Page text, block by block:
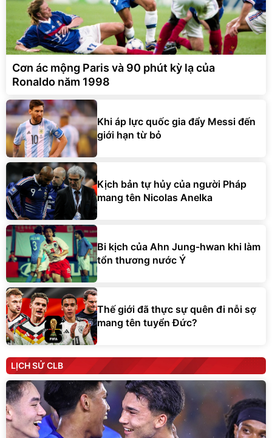
Cơn ác mộng Paris và 90 phút kỳ lạ của
Ronaldo năm 1998
Khi áp lực quốc gia đẩy Messi đến
giới hạn từ bỏ
Kịch bản tự hủy của người Pháp
mang tên Nicolas Anelka
Bi kịch của Ahn Jung-hwan khi làm
tổn thương nước Ý
Thế giới đã thực sự quên đi nỗi sợ
mang tên tuyển Đức?
LỊCH SỬ CLB